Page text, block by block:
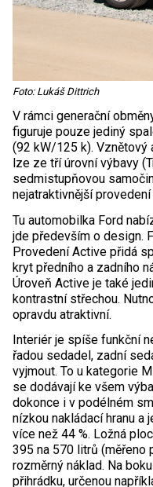
Foto: Lukáš Dittrich
V rámci generační
figuruje pouze jediný
(92 kW/125 k). Vznětový
lze ze tří úrovní výbavy
sedmistupňovou
nejatraktivnější
Tu automobilka Ford
jde především o design.
Provedení Active přidá
kryt předního a zadního
Úroveň Active je také
kontrastní střechou.
opravdu atraktivní.
Interiér je spíše funkční
řadou sedadel, zadní
vyjmout. To u kategorie
se dodávají ke všem
dokonce i v podélném
nízkou nakládací hranu a
více než 44 %. Ložná
395 na 570 litrů (měřeno
rozměrný náklad. Na
přihrádku, určenou